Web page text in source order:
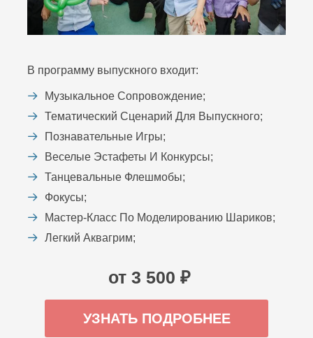
В программу выпускного входит:
Музыкальное Сопровождение;
Тематический Сценарий Для Выпускного;
Познавательные Игры;
Веселые Эстафеты И Конкурсы;
Танцевальные Флешмобы;
Фокусы;
Мастер-Класс По Моделированию Шариков;
Легкий Аквагрим;
от 3 500 ₽
УЗНАТЬ ПОДРОБНЕЕ